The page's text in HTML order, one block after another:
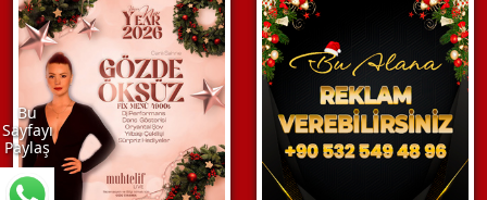
Bu
Sayfayı
Paylaş